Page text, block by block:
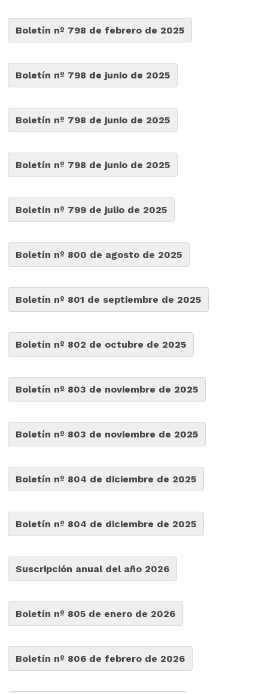
Boletín nº 798 de febrero de 2025
Boletín nº 798 de junio de 2025
Boletín nº 798 de junio de 2025
Boletín nº 798 de junio de 2025
Boletín nº 799 de julio de 2025
Boletín nº 800 de agosto de 2025
Boletín nº 801 de septiembre de 2025
Boletín nº 802 de octubre de 2025
Boletín nº 803 de noviembre de 2025
Boletín nº 803 de noviembre de 2025
Boletín nº 804 de diciembre de 2025
Boletín nº 804 de diciembre de 2025
Suscripción anual del año 2026
Boletín nº 805 de enero de 2026
Boletín nº 806 de febrero de 2026